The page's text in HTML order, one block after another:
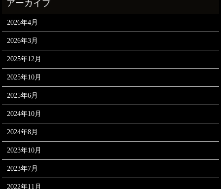
2026年4月
2026年3月
2025年12月
2025年10月
2025年6月
2024年10月
2024年8月
2023年10月
2023年7月
2022年11月